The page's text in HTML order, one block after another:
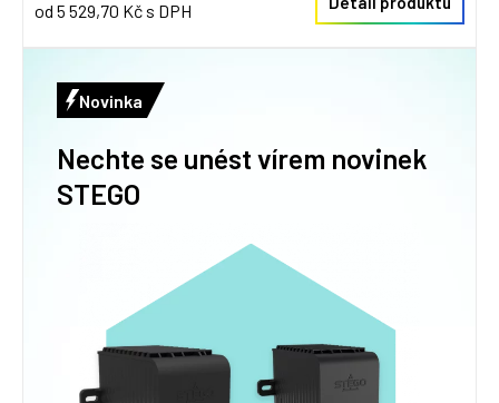
od 5 529,70 Kč s DPH
Novinka
Nechte se unést vírem novinek
STEGO